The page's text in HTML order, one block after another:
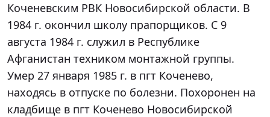
Коченевским РВК Новосибирской области. В
1984 г. окончил школу прапорщиков. С 9
августа 1984 г. служил в Республике
Афганистан техником монтажной группы.
Умер 27 января 1985 г. в пгт Коченево,
находясь в отпуске по болезни. Похоронен на
кладбище в пгт Коченево Новосибирской